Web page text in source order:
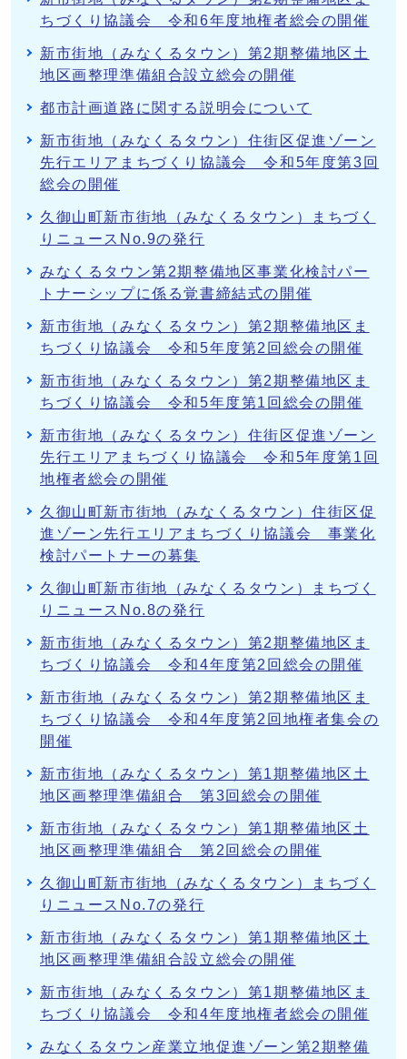
ちづくり協議会 令和6年度地権者総会の開催
新市街地（みなくるタウン）第2期整備地区土
地区画整理準備組合設立総会の開催
都市計画道路に関する説明会について
新市街地（みなくるタウン）住街区促進ゾーン
先行エリアまちづくり協議会 令和5年度第3回
総会の開催
久御山町新市街地（みなくるタウン）まちづく
りニュースNo.9の発行
みなくるタウン第2期整備地区事業化検討パー
トナーシップに係る覚書締結式の開催
新市街地（みなくるタウン）第2期整備地区ま
ちづくり協議会 令和5年度第2回総会の開催
新市街地（みなくるタウン）第2期整備地区ま
ちづくり協議会 令和5年度第1回総会の開催
新市街地（みなくるタウン）住街区促進ゾーン
先行エリアまちづくり協議会 令和5年度第1回
地権者総会の開催
久御山町新市街地（みなくるタウン）住街区促
進ゾーン先行エリアまちづくり協議会 事業化
検討パートナーの募集
久御山町新市街地（みなくるタウン）まちづく
りニュースNo.8の発行
新市街地（みなくるタウン）第2期整備地区ま
ちづくり協議会 令和4年度第2回総会の開催
新市街地（みなくるタウン）第2期整備地区ま
ちづくり協議会 令和4年度第2回地権者集会の
開催
新市街地（みなくるタウン）第1期整備地区土
地区画整理準備組合 第3回総会の開催
新市街地（みなくるタウン）第1期整備地区土
地区画整理準備組合 第2回総会の開催
久御山町新市街地（みなくるタウン）まちづく
りニュースNo.7の発行
新市街地（みなくるタウン）第1期整備地区土
地区画整理準備組合設立総会の開催
新市街地（みなくるタウン）第1期整備地区ま
ちづくり協議会 令和4年度地権者総会の開催
みなくるタウン産業立地促進ゾーン第2期整備